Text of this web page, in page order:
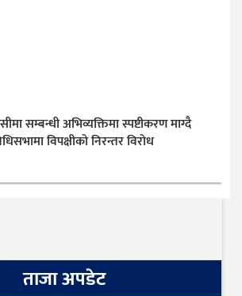
सीमा सम्बन्धी अभिव्यक्तिमा स्पष्टीकरण माग्दै
विपक्षीको निरन्तर विरोध
ताजा अपडेट